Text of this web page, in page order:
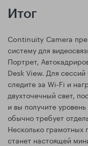
Итог
Continuity Camera
систему для
Портрет,
Desk View. Для сессий
следите за Wi‑Fi и
двухточечный свет,
и вы получите
обычно требует
Несколько
станет настоящей